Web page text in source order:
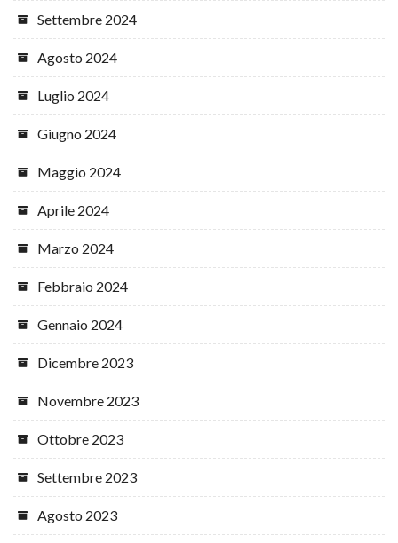
Settembre 2024
Agosto 2024
Luglio 2024
Giugno 2024
Maggio 2024
Aprile 2024
Marzo 2024
Febbraio 2024
Gennaio 2024
Dicembre 2023
Novembre 2023
Ottobre 2023
Settembre 2023
Agosto 2023